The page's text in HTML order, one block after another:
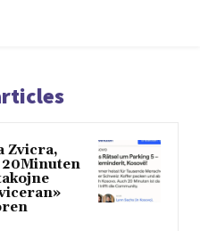
Zvicra,
20Minuten